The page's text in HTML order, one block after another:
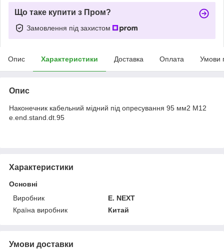
Що таке купити з Пром?
Замовлення під захистом
Опис Характеристики Доставка Оплата Умови
Опис
Наконечник кабельний мідний під опресування 95 мм2 M12
e.end.stand.dt.95
Характеристики
Основні
Виробник
E. NEXT
Країна виробник
Китай
Умови доставки